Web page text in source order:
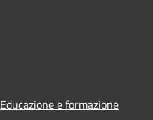
Educazione e formazione